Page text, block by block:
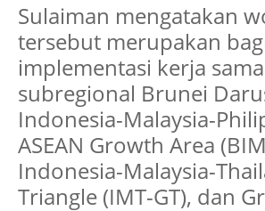
Sulaiman mengatakan
tersebut merupakan
implementasi kerja sama
subregional Brunei
Indonesia-Malaysia-
ASEAN Growth Area
Indonesia-Malaysia-
Triangle (IMT-GT), dan